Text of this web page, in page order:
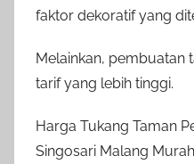
faktor dekoratif yang
Melainkan, pembuatan
tarif yang lebih tinggi.
Harga Tukang Taman
Singosari Malang